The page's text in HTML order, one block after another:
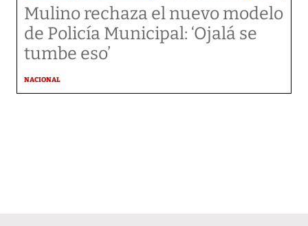
Mulino rechaza el nuevo modelo
de Policía Municipal: ‘Ojalá se
tumbe eso’
NACIONAL